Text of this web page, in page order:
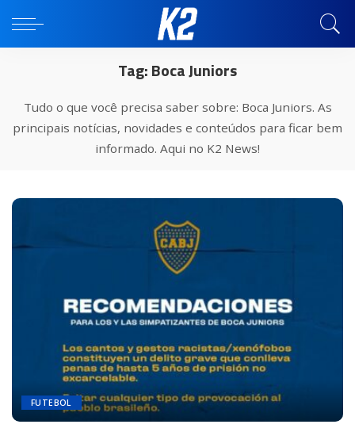
Tag:Boca Juniors
Tudo o que você precisa saber sobre: Boca Juniors. As
principais notícias, novidades e conteúdos para ficar bem
informado. Aqui no K2 News!
FUTEBOL